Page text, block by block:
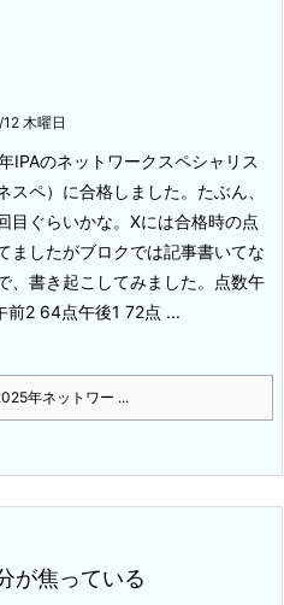
木曜日
IPAのネットワークスペシャリス
スペ）に合格しました。たぶん、
目ぐらいかな。 Xには合格時の点
ましたがブロクでは記事書いてな
、書き起こしてみました。
点数午
前2 64点午後1 72点 ...
年ネットワー ...
が焦っている